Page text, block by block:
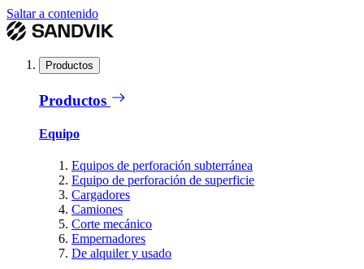
Saltar a contenido
Productos
Productos
Equipo
Equipos de perforación subterránea
Equipo de perforación de superficie
Cargadores
Camiones
Corte mecánico
Empernadores
De alquiler y usado